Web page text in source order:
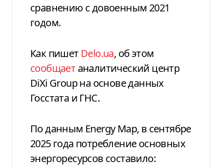
сравнению с довоенным 2021
годом.
Как пишет Delo.ua, об этом
сообщает аналитический центр
DiXi Group на основе данных
Госстата и ГНС.
По данным Energy Map, в сентябре
2025 года потребление основных
энергоресурсов составило: